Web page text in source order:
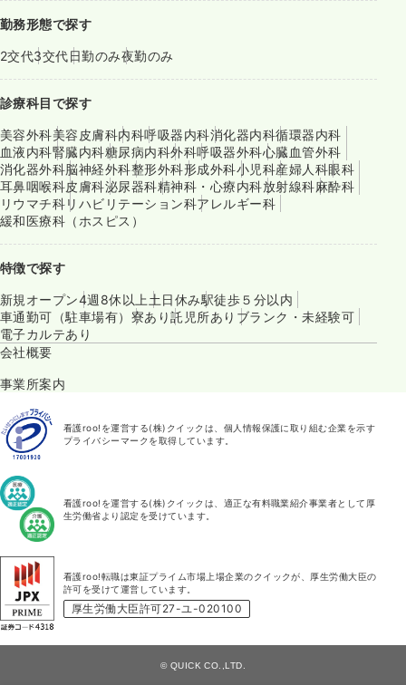
勤務形態で探す
2交代3交代日勤のみ夜勤のみ
診療科目で探す
美容外科美容皮膚科内科呼吸器内科消化器内科循環器内科
血液内科腎臓内科糖尿病内科外科呼吸器外科心臓血管外科
消化器外科脳神経外科整形外科形成外科小児科産婦人科眼科
耳鼻咽喉科皮膚科泌尿器科精神科・心療内科放射線科麻酔科
リウマチ科リハビリテーション科アレルギー科
緩和医療科（ホスピス）
特徴で探す
新規オープン4週8休以上 土日休み駅徒歩５分以内
車通勤可（駐車場有） 寮あり託児所あり ブランク・未経験可
電子カルテあり
会社概要
事業所案内
看護roo!を運営する(株)クイックは、個人情報保護に取り組む企業を示す
プライバシーマークを取得しています。
看護roo!を運営する(株)クイックは、適正な有料職業紹介事業者として厚
生労働省より認定を受けています。
看護roo!転職は東証プライム市場上場企業のクイックが、厚生労働大臣の
許可を受けて運営しています。
厚生労働大臣許可27-ユ-020100
© QUICK CO.,LTD.